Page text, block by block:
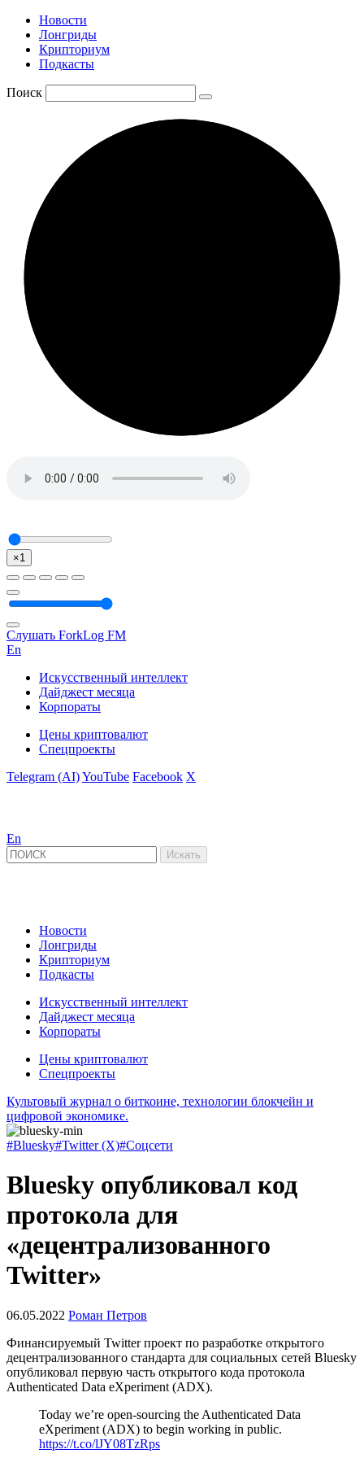
Новости
Лонгриды
Крипториум
Подкасты
Поиск
×1
Слушать ForkLog FM
En
Искусственный интеллект
Дайджест месяца
Корпораты
Цены криптовалют
Спецпроекты
Telegram (AI)YouTube Facebook X
En
Новости
Лонгриды
Крипториум
Подкасты
Искусственный интеллект
Дайджест месяца
Корпораты
Цены криптовалют
Спецпроекты
Культовый журнал о биткоине, технологии блокчейн и
цифровой экономике.
#Bluesky#Twitter (X)#Соцсети
Bluesky опубликовал код
протокола для
«децентрализованного
Twitter»
06.05.2022 Роман Петров
Финансируемый Twitter проект по разработке открытого
децентрализованного стандарта для социальных сетей Bluesky
опубликовал первую часть открытого кода протокола
Authenticated Data eXperiment (ADX).
Today we’re open-sourcing the Authenticated Data
eXperiment (ADX) to begin working in public.
https://t.co/lJY08TzRps